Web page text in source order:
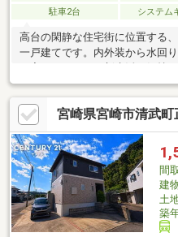
駐車2台
システム
高台の閑静な住宅街に位置する
一戸建てです。内外装から水回
すめポイント】■料理が楽しく
ッチン■浴室乾燥機やオートバ
納スペース付きでお部屋すっき
能（並列可）隣には公園があり
歩圏内に揃う好立地！水害リス
る暮らしを叶えませんか。随時ご
宮崎県宮崎市清武
間
建
土
築